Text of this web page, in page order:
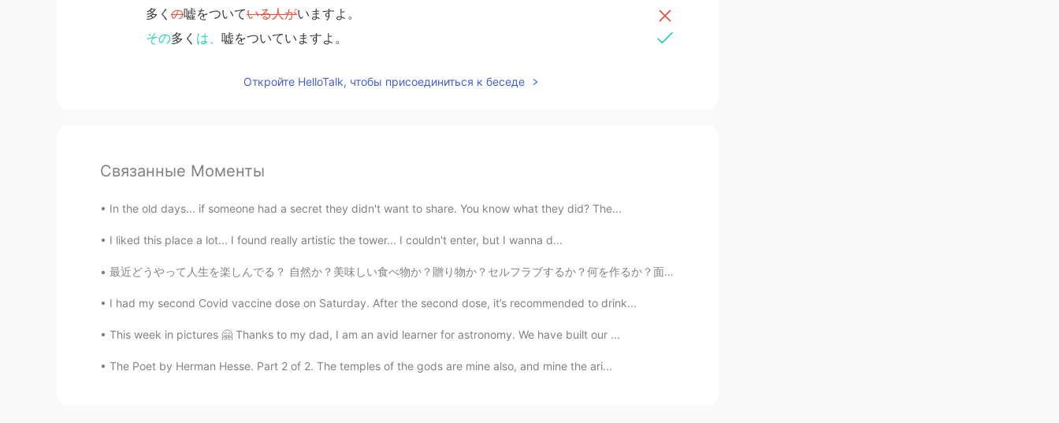
多く の嘘をついている人がいますよ。
その多く は、 嘘をついていますよ。
Откройте HelloTalk, чтобы присоединиться к беседе
Связанные Моменты
In the old days... if someone had a secret they didn't want to share. You know what they did? The...
I liked this place a lot... I found really artistic the tower... I couldn't enter, but I wanna d...
最近どうやって人生を楽しんでる？ 自然か？美味しい食べ物か？贈り物か？セルフラブするか？何を作るか？面白い場所いるか？あなたの宝を見つけて。😌 空がとても綺麗だった。パン屋がいないから、パン...
I had my second Covid vaccine dose on Saturday. After the second dose, it’s recommended to drink...
This week in pictures 🤗 Thanks to my dad, I am an avid learner for astronomy. We have built our ...
The Poet by Herman Hesse. Part 2 of 2. The temples of the gods are mine also, and mine the ari...